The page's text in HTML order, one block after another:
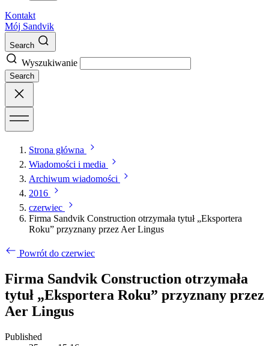
Kontakt
Mój Sandvik
Search
Wyszukiwanie
Search
Strona główna
Wiadomości i media
Archiwum wiadomości
2016
czerwiec
Firma Sandvik Construction otrzymała tytuł „Eksportera
Roku” przyznany przez Aer Lingus
Powrót do czerwiec
Firma Sandvik Construction otrzymała
tytuł „Eksportera Roku” przyznany przez
Aer Lingus
Published